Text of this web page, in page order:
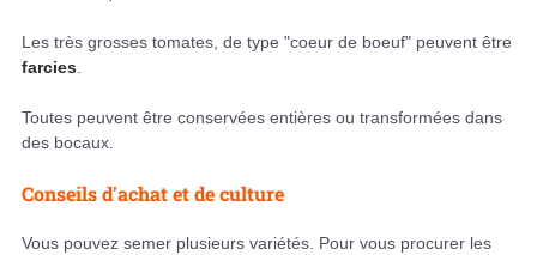
Les très grosses tomates, de type "coeur de boeuf" peuvent être
farcies.
Toutes peuvent être conservées entières ou transformées dans
des bocaux.
Conseils d'achat et de culture
Vous pouvez semer plusieurs variétés. Pour vous procurer les